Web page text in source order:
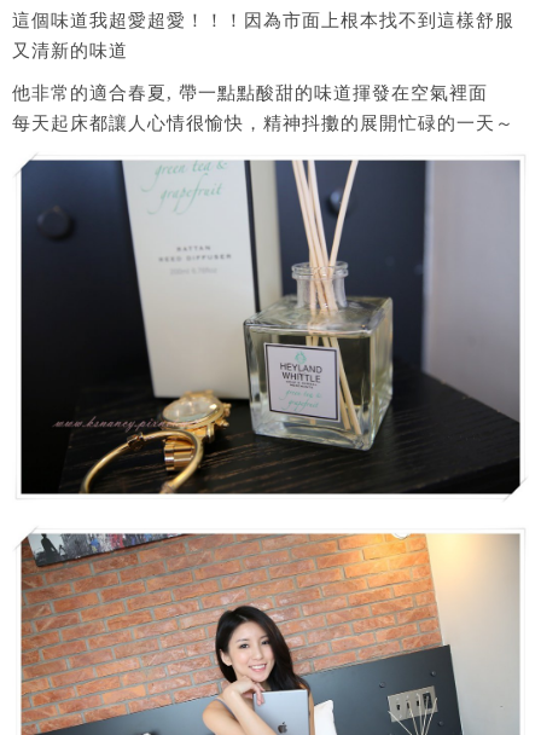
這個味道我超愛超愛！！！因為市面上根本找不到這樣舒服
又清新的味道
他非常的適合春夏, 帶一點點酸甜的味道揮發在空氣裡面
每天起床都讓人心情很愉快，精神抖擻的展開忙碌的一天～